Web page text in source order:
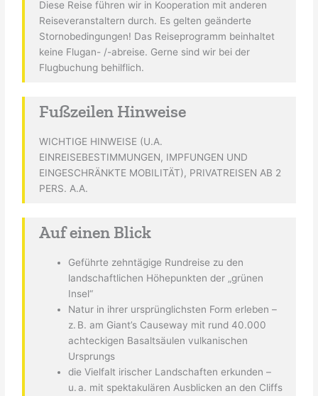
Diese Reise führen wir in Kooperation mit anderen
Reiseveranstaltern durch. Es gelten geänderte
Stornobedingungen! Das Reiseprogramm beinhaltet
keine Flugan- /-abreise. Gerne sind wir bei der
Flugbuchung behilflich.
Fußzeilen Hinweise
WICHTIGE HINWEISE (U.A.
EINREISEBESTIMMUNGEN, IMPFUNGEN UND
EINGESCHRÄNKTE MOBILITÄT), PRIVATREISEN AB 2
PERS. A.A.
Auf einen Blick
Geführte zehntägige Rundreise zu den
landschaftlichen Höhepunkten der „grünen
Insel“
Natur in ihrer ursprünglichsten Form erleben –
z. B. am Giant’s Causeway mit rund 40.000
achteckigen Basaltsäulen vulkanischen
Ursprungs
die Vielfalt irischer Landschaften erkunden –
u. a. mit spektakulären Ausblicken an den Cliffs